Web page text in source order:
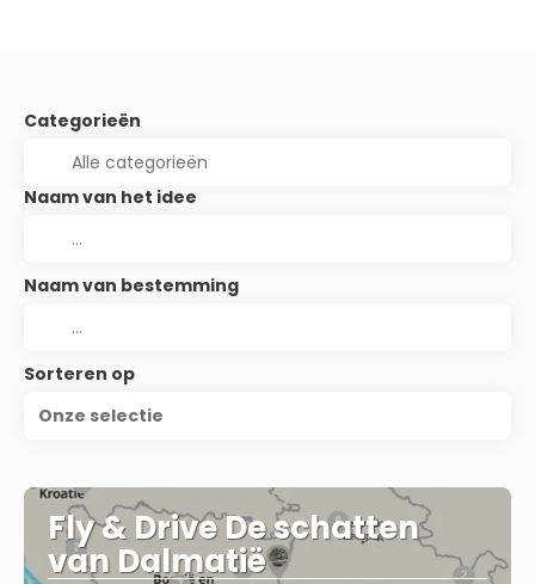
Categorieën
Naam van het idee
Naam van bestemming
Sorteren op
Onze selectie
Fly & Drive De schatten
van Dalmatië